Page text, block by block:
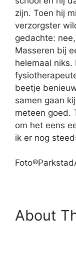
zijn. Toen hij
verzorgster
gedachte:
Masseren bij
helemaal
beetje
samen gaan
meteen goed.
om het eens
ik er nog
About